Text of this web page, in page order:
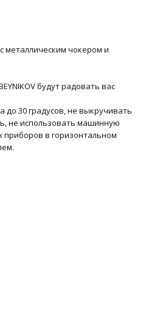
металлическим чокером и
будут радовать вас
до 30 градусов, не выкручивать
не использовать машинную
в горизонтальном